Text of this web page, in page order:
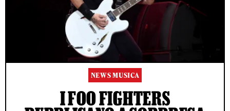
NEWS MUSICA
I FOO FIGHTERS